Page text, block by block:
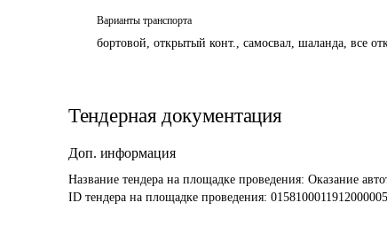
Варианты транспорта
бортовой, открытый конт., самосвал, шаланда, все
Тендерная документация
Доп. информация
Название тендера на площадке проведения: Оказание
ID тендера на площадке проведения: 0158100011912000005